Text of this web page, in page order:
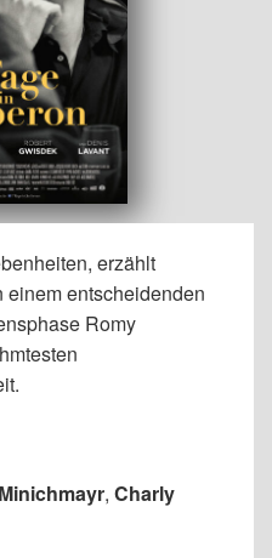
erzählt
entscheidenden
Romy
, Charly